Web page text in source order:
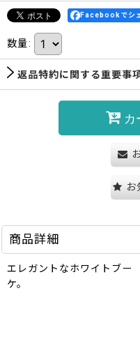
Facebookでシ
数量:
返品特約に関する重要事
カ
お
商品詳細
エレガントなホワイトブー